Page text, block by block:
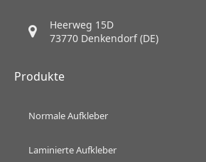
Heerweg 15D
73770 Denkendorf (DE)
Produkte
Normale Aufkleber
Laminierte Aufkleber